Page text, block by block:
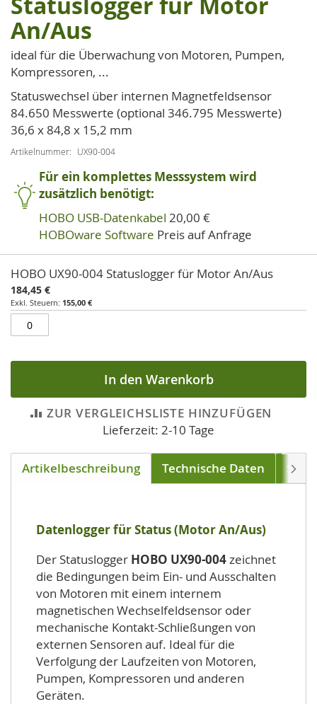
der
Bildgalerie
springen
An/Aus
ideal für die Überwachung von Motoren, Pumpen,
Kompressoren, ...
Statuswechsel über internen Magnetfeldsensor
84.650 Messwerte (optional 346.795 Messwerte)
36,6 x 84,8 x 15,2 mm
Artikelnummer UX90-004
Für ein komplettes Messsystem wird
zusätzlich benötigt:
HOBO USB-Datenkabel 20,00 €
HOBOware Software Preis auf Anfrage
für
gruppiertes
Produkt
HOBO UX90-004 Statuslogger für Motor An/Aus
184,45 €
155,00 €
In den Warenkorb
ZUR VERGLEICHSLISTE HINZUFÜGEN
Lieferzeit: 2-10 Tage
Artikelbeschreibung Technische Daten
Datenlogger für Status (Motor An/Aus)
Der Statuslogger HOBO UX90-004zeichnet
die Bedingungen beim Ein- und Ausschalten
von Motoren mit einem internem
magnetischen Wechselfeldsensor oder
mechanische Kontakt-Schließungen von
externen Sensoren auf. Ideal für die
Verfolgung der Laufzeiten von Motoren,
Pumpen, Kompressoren und anderen
Geräten.